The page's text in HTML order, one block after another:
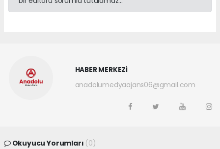
HABER MERKEZİ
anadolumedyaajans06@gmail.com
Okuyucu Yorumları (0)